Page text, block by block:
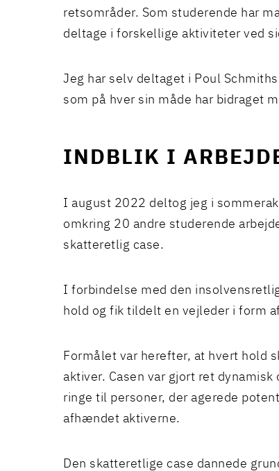
retsområder. Som studerende har
deltage i forskellige aktiviteter ved
Jeg har selv deltaget i Poul
som på hver sin måde har bidraget
INDBLIK I
I august 2022 deltog jeg i
omkring 20 andre studerende
skatteretlig case.
I forbindelse med den
hold og fik tildelt en vejleder i form
Formålet var herefter, at hvert hold
aktiver. Casen var gjort ret
ringe til personer, der agerede
afhændet aktiverne.
Den skatteretlige case dannede